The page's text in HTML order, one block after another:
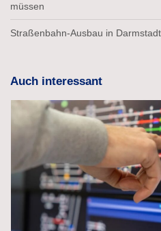
müssen
Straßenbahn-Ausbau in
Auch interessant